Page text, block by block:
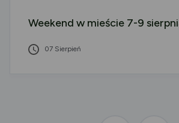
Weekend w mieście 7-9
07 Sierpień